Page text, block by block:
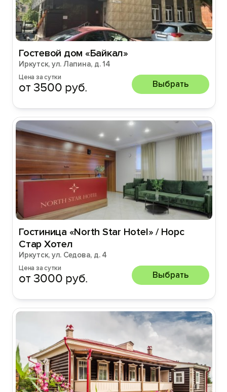
Гостевой дом «Байкал»
Иркутск, ул. Лапина, д. 14
Цена за сутки
от 3500 руб. Выбрать
Гостиница «North Star Hotel» / Норс
Стар Хотел
Иркутск, ул. Седова, д. 4
Цена за сутки
от 3000 руб. Выбрать